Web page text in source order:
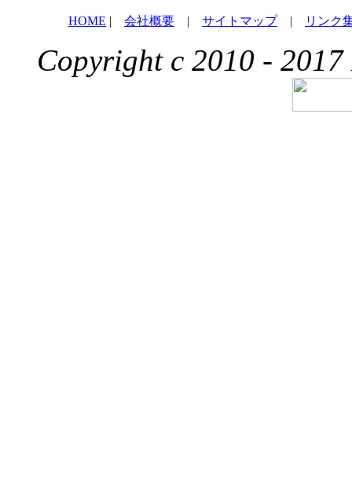
HOME | 会社概要 | サイトマップ| リンク
Copyright c 2010 - 2017